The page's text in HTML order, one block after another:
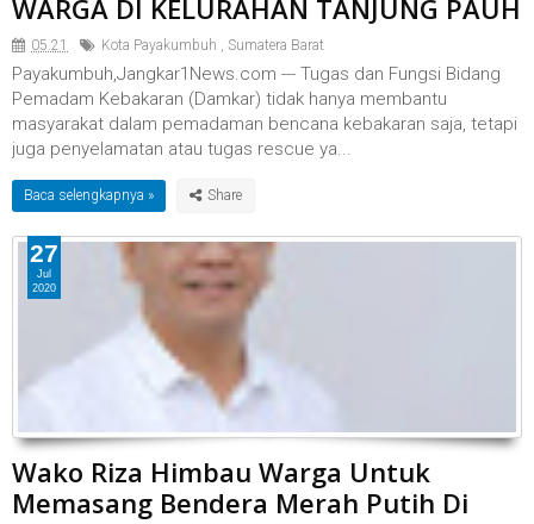
WARGA DI KELURAHAN TANJUNG PAUH
05.21 Kota Payakumbuh , Sumatera Barat
Payakumbuh,Jangkar1News.com --- Tugas dan Fungsi Bidang
Pemadam Kebakaran (Damkar) tidak hanya membantu
masyarakat dalam pemadaman bencana kebakaran saja, tetapi
juga penyelamatan atau tugas rescue ya...
Baca selengkapnya »
Wako Riza Himbau Warga Untuk
Memasang Bendera Merah Putih Di
27
Jul
2020